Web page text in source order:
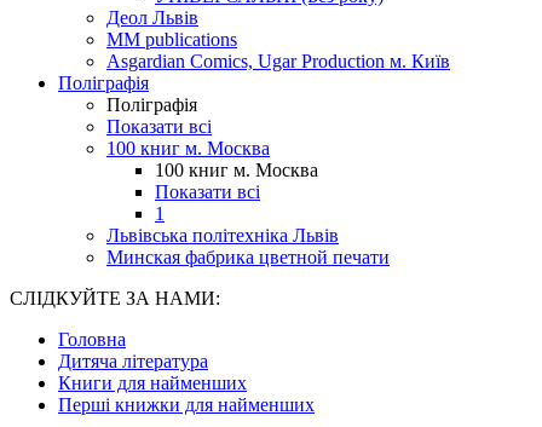
Деол Львів
MM publications
Asgardian Comics, Ugar Production м. Київ
Поліграфія
Поліграфія
Показати всі
100 книг м. Москва
100 книг м. Москва
Показати всі
1
Львівська політехніка Львів
Минская фабрика цветной печати
СЛІДКУЙТЕ ЗА НАМИ:
Головна
Дитяча література
Книги для найменших
Перші книжки для найменших